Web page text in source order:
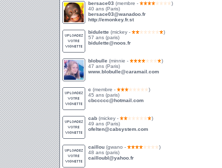
bersace03 (membre -
)
40 ans (Paris)
bersace03@wanadoo.fr
http://emonkey.fr.st
bidulette (mickey -
)
57 ans (paris)
bidulette@noos.fr
blobulle (minnie -
)
47 ans (Paris)
www.blobulle@caramail.com
c (membre -
)
45 ans (paris)
cbccccc@hotmail.com
cab (mickey -
)
49 ans (Paris)
ofelten@cabsystem.com
caillou (gwano -
)
48 ans (paris)
cailloubl@yahoo.fr